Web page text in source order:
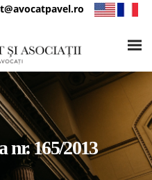
nr. 165/2013